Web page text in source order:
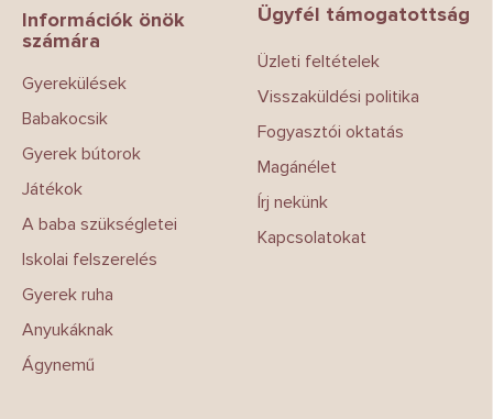
Információk önök
számára
Gyerekülések
Babakocsik
Gyerek bútorok
Játékok
A baba szükségletei
Iskolai felszerelés
Gyerek ruha
Anyukáknak
Ágynemű
Ügyfél támogatottság
Üzleti feltételek
Visszaküldési politika
Fogyasztói oktatás
Magánélet
Írj nekünk
Kapcsolatokat